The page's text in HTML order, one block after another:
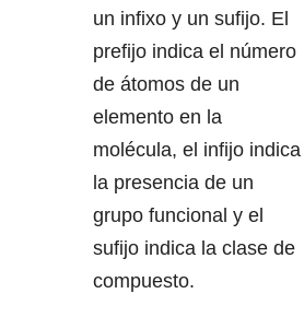
un infixo y un sufijo. El
prefijo indica el número
de átomos de un
elemento en la
molécula, el infijo indica
la presencia de un
grupo funcional y el
sufijo indica la clase de
compuesto.